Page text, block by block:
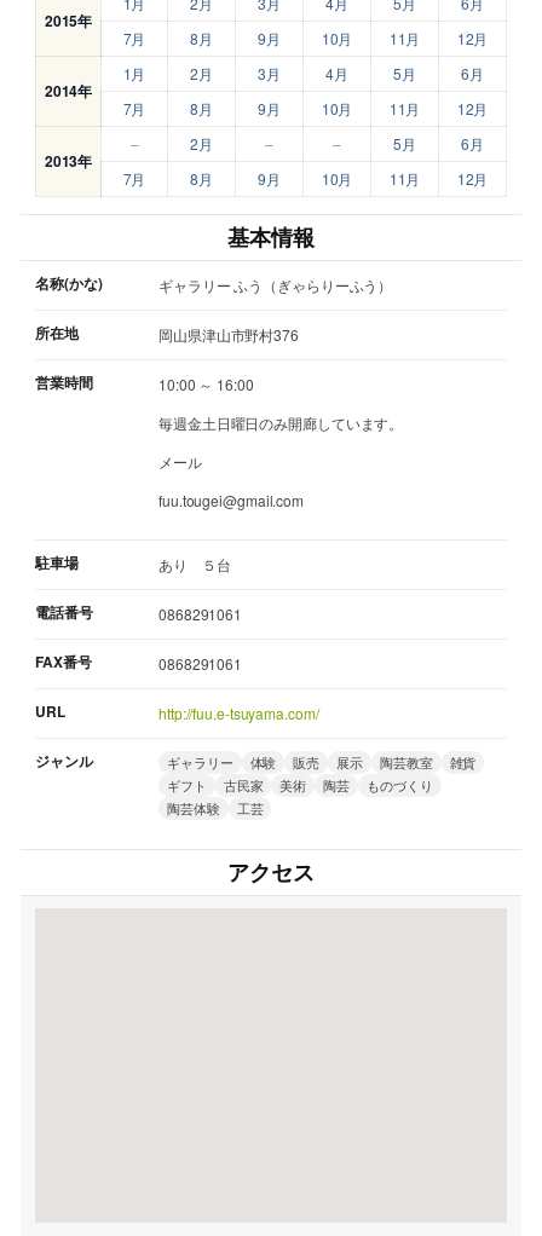
2015年
7月
8月 9月 10月 11月 12月
2014年
1月 2月 3月 4月 5月
6月
7月
8月 9月 10月 11月 12月
2013年
– 2月 – – 5月
6月
7月
8月 9月 10月 11月 12月
基本情報
名称(かな) ギャラリー ふう（ぎゃらりーふう）
所在地 岡山県津山市野村376
営業時間
10:00 ～ 16:00
毎週金土日曜日のみ開廊しています。
メール
fuu.tougei@gmail.com
駐車場 あり ５台
電話番号 0868291061
FAX番号 0868291061
URL http://fuu.e-tsuyama.com/
ジャンル ギャラリー 体験 販売 展示 陶芸教室
雑貨
ギフト
古民家 美術 陶芸
ものづくり
陶芸体験
工芸
アクセス